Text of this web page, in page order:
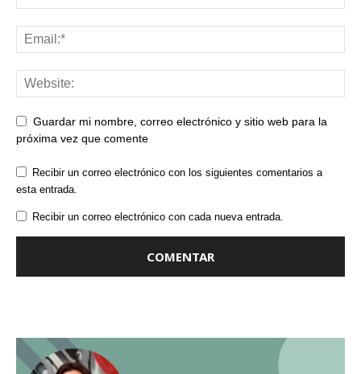
Guardar mi nombre, correo electrónico y sitio web para la
próxima vez que comente
Recibir un correo electrónico con los siguientes comentarios a
esta entrada.
Recibir un correo electrónico con cada nueva entrada.